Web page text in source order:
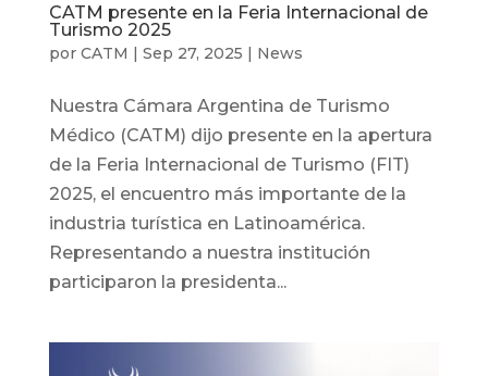
CATM presente en la Feria Internacional de
Turismo 2025
por CATM | Sep 27, 2025 | News
Nuestra Cámara Argentina de Turismo
Médico (CATM) dijo presente en la apertura
de la Feria Internacional de Turismo (FIT)
2025, el encuentro más importante de la
industria turística en Latinoamérica.
Representando a nuestra institución
participaron la presidenta...